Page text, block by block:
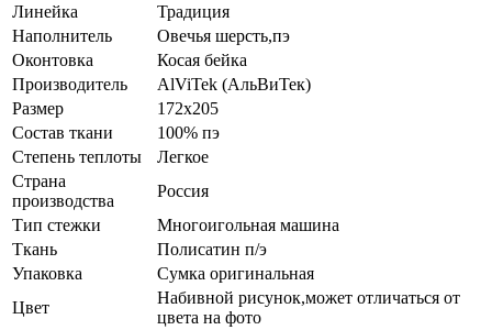
Линейка
Традиция
Наполнитель
Овечья шерсть,пэ
Оконтовка
Косая бейка
Производитель
AlViTek (АльВиТек)
Размер
172х205
Состав ткани
100% пэ
Степень теплоты
Легкое
Страна
производства
Россия
Тип стежки
Многоигольная машина
Ткань
Полисатин п/э
Упаковка
Сумка оригинальная
Цвет
Набивной рисунок,может отличаться от
цвета на фото